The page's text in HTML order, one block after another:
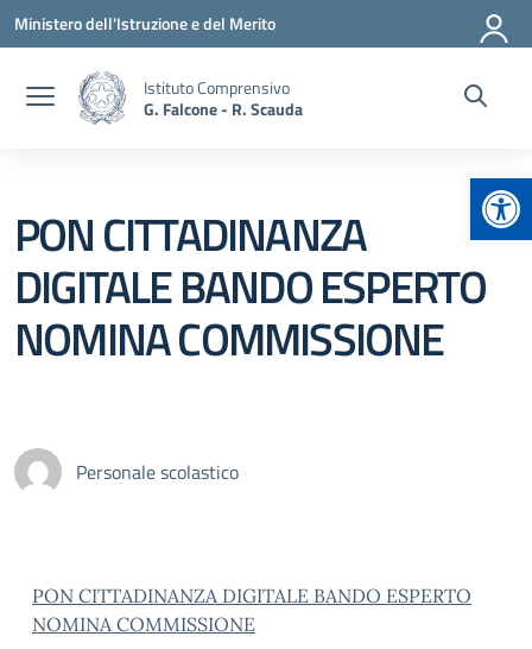
Vai ai contenuti
Vai al menu di navigazione
Vai al footer
Ministero dell'Istruzione e del Merito
Istituto Comprensivo
G. Falcone - R. Scauda
PON CITTADINANZA
DIGITALE BANDO ESPERTO
NOMINA COMMISSIONE
Personale scolastico
PON CITTADINANZA DIGITALE BANDO ESPERTO
NOMINA COMMISSIONE